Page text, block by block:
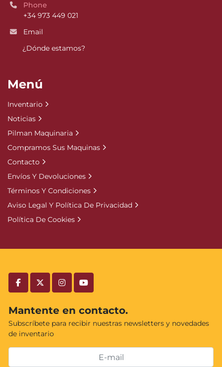
facebooktwitterinstagramyoutube
Mantente en contacto.
Subscríbete para recibir nuestras newsletters y novedades
de inventario
Phone
+34 973 449 021
Email
¿Dónde estamos?
Menú
Inventario
Noticias
Pilman Maquinaria
Compramos Sus Maquinas
Contacto
Envíos Y Devoluciones
Términos Y Condiciones
Aviso Legal Y Política De Privacidad
Política De Cookies